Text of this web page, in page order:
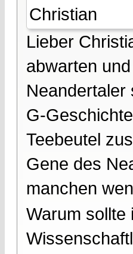
Christian
Lieber
abwarten
Neandertaler
G-
Teebeutel
Gene des
manchen
Warum sollte